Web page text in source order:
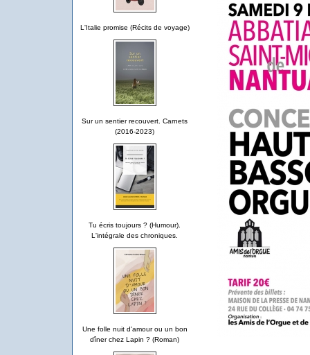
L'Italie promise (Récits de voyage)
Sur un sentier recouvert. Carnets
(2016-2023)
Tu écris toujours ? (Humour).
L'intégrale des chroniques.
Une folle nuit d'amour ou un bon
dîner chez Lapin ? (Roman)